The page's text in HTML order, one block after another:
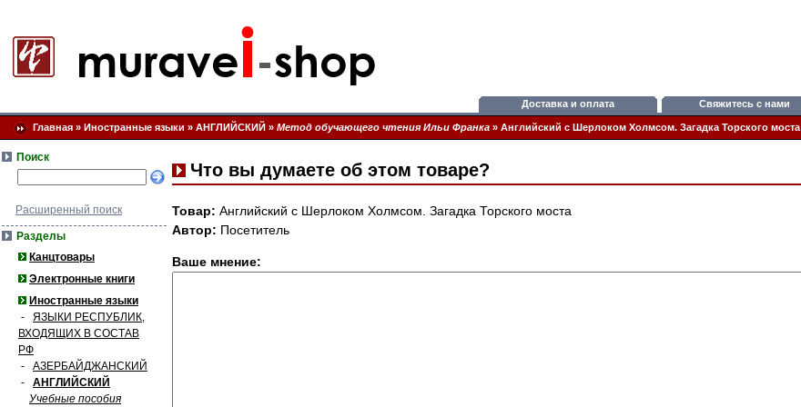
Доставка и оплата Свяжитесь с нами
Главная » Иностранные языки » АНГЛИЙСКИЙ » Метод обучающего чтения Ильи Франка » Английский с Шерлоком Холмсом. Загадка Торского моста
Поиск
Расширенный поиск
Разделы
Канцтовары
Электронные книги
Иностранные языки
- ЯЗЫКИ РЕСПУБЛИК,
ВХОДЯЩИХ В СОСТАВ
РФ
- АЗЕРБАЙДЖАНСКИЙ
- АНГЛИЙСКИЙ
Учебные пособия
Что вы думаете об этом товаре?
Товар: Английский с Шерлоком Холмсом. Загадка Торского моста
Автор: Посетитель
Ваше мнение: